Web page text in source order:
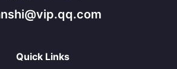
Quick Links